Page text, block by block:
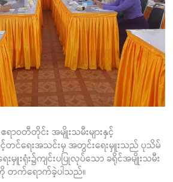
ာဝတီတိုင်း အမျိုးသမီးများနှင့်
တင်ရေးအသင်းမှ အတွင်းရေးမှူးသည် ပုသိမ်
မှူးရုံး၌ကျင်းပပြုလုပ်သော ခရိုင်အမျိုးသမီး
တက်ရောက်ခဲ့ပါသည်။